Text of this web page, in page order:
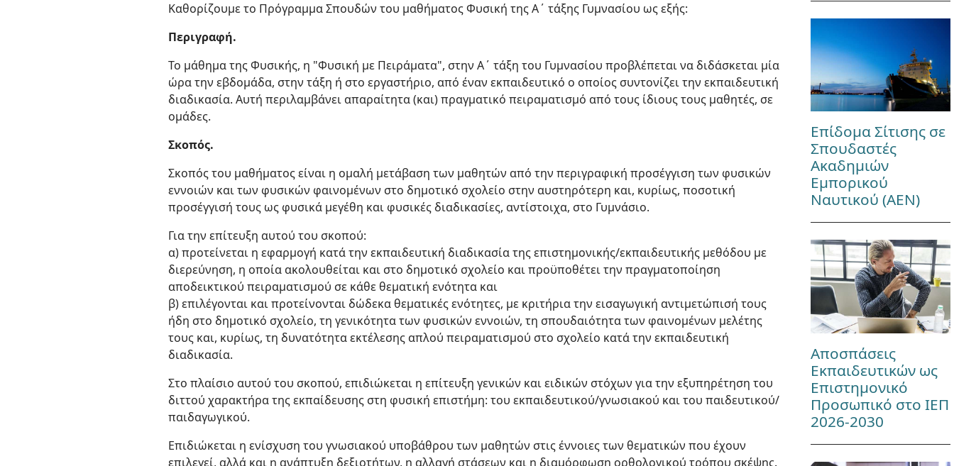
Καθορίζουμε το Πρόγραμμα Σπουδών του μαθήματος Φυσική της Α΄ τάξης Γυμνασίου ως εξής:
Περιγραφή.
Το μάθημα της Φυσικής, η "Φυσική με Πειράματα", στην Α΄ τάξη του Γυμνασίου προβλέπεται να διδάσκεται μία
ώρα την εβδομάδα, στην τάξη ή στο εργαστήριο, από έναν εκπαιδευτικό ο οποίος συντονίζει την εκπαιδευτική
διαδικασία. Αυτή περιλαμβάνει απαραίτητα (και) πραγματικό πειραματισμό από τους ίδιους τους μαθητές, σε
ομάδες.
Σκοπός.
Σκοπός του μαθήματος είναι η ομαλή μετάβαση των μαθητών από την περιγραφική προσέγγιση των φυσικών
εννοιών και των φυσικών φαινομένων στο δημοτικό σχολείο στην αυστηρότερη και, κυρίως, ποσοτική
προσέγγισή τους ως φυσικά μεγέθη και φυσικές διαδικασίες, αντίστοιχα, στο Γυμνάσιο.
Για την επίτευξη αυτού του σκοπού:
α) προτείνεται η εφαρμογή κατά την εκπαιδευτική διαδικασία της επιστημονικής/εκπαιδευτικής μεθόδου με
διερεύνηση, η οποία ακολουθείται και στο δημοτικό σχολείο και προϋποθέτει την πραγματοποίηση
αποδεικτικού πειραματισμού σε κάθε θεματική ενότητα και
β) επιλέγονται και προτείνονται δώδεκα θεματικές ενότητες, με κριτήρια την εισαγωγική αντιμετώπισή τους
ήδη στο δημοτικό σχολείο, τη γενικότητα των φυσικών εννοιών, τη σπουδαιότητα των φαινομένων μελέτης
τους και, κυρίως, τη δυνατότητα εκτέλεσης απλού πειραματισμού στο σχολείο κατά την εκπαιδευτική
διαδικασία.
Στο πλαίσιο αυτού του σκοπού, επιδιώκεται η επίτευξη γενικών και ειδικών στόχων για την εξυπηρέτηση του
διττού χαρακτήρα της εκπαίδευσης στη φυσική επιστήμη: του εκπαιδευτικού/γνωσιακού και του παιδευτικού/
παιδαγωγικού.
Επιδιώκεται η ενίσχυση του γνωσιακού υποβάθρου των μαθητών στις έννοιες των θεματικών που έχουν
επιλεγεί, αλλά και η ανάπτυξη δεξιοτήτων, η αλλαγή στάσεων και η διαμόρφωση ορθολογικού τρόπου σκέψης.
Επίδομα Σίτισης σε
Σπουδαστές
Ακαδημιών
Εμπορικού
Ναυτικού (ΑΕΝ)
Αποσπάσεις
Εκπαιδευτικών ως
Επιστημονικό
Προσωπικό στο ΙΕΠ
2026-2030